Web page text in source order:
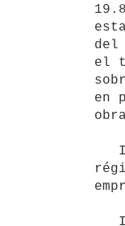
del
el
en